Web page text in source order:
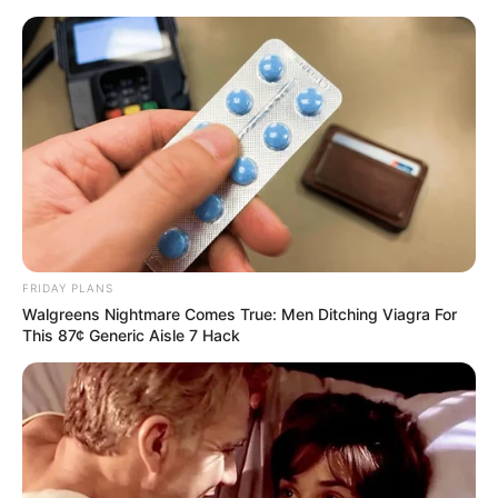
Skip
content
FRIDAY PLANS
Walgreens Nightmare Comes True: Men Ditching Viagra For
This 87¢ Generic Aisle 7 Hack